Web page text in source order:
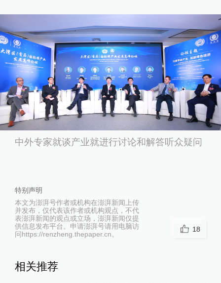
中外专家就谈产业就进行讨论和解答听众疑问
特别声明
本文为澎湃号作者或机构在澎湃新闻上传
并发布，仅代表该作者或机构观点，不代
表澎湃新闻的观点或立场，澎湃新闻仅提
供信息发布平台。申请澎湃号请用电脑访
问https://renzheng.thepaper.cn。
18
相关推荐